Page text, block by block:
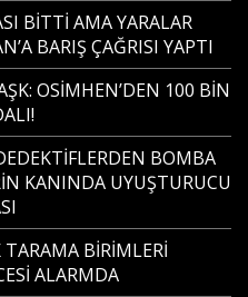
BİTTİ AMA YARALAR
BARIŞ ÇAĞRISI YAPTI
OSİMHEN’DEN 100 BİN
BOMBA
KANINDA UYUŞTURUCU
TARAMA BİRİMLERİ
ALARMDA